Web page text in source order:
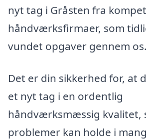
nyt tag i Gråsten fra
håndværksfirmaer, som
vundet opgaver gennem os.
Det er din sikkerhed for, at
et nyt tag i en ordentlig
håndværksmæssig kvalitet,
problemer kan holde i